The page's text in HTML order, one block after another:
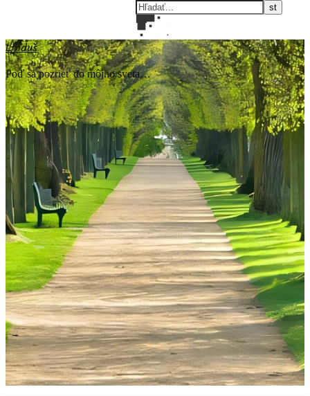
Linduš
Poď sa pozrieť do môjho sveta…